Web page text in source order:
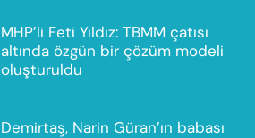
MHP’li Feti Yıldız: TBMM çatısı
altında özgün bir çözüm modeli
oluşturuldu
Demirtaş, Narin Güran’ın babası